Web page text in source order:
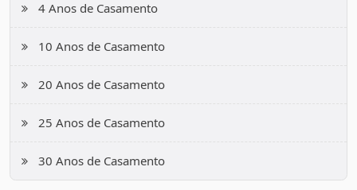
4 Anos de Casamento
10 Anos de Casamento
20 Anos de Casamento
25 Anos de Casamento
30 Anos de Casamento